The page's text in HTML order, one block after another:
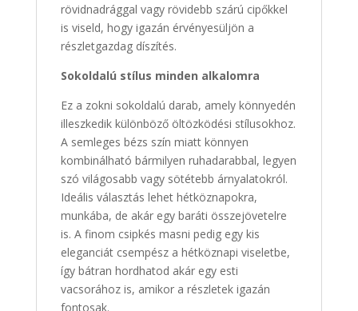
rövidnadrággal vagy rövidebb szárú cipőkkel
is viseld, hogy igazán érvényesüljön a
részletgazdag díszítés.
Sokoldalú stílus minden alkalomra
Ez a zokni sokoldalú darab, amely könnyedén
illeszkedik különböző öltözködési stílusokhoz.
A semleges bézs szín miatt könnyen
kombinálható bármilyen ruhadarabbal, legyen
szó világosabb vagy sötétebb árnyalatokról.
Ideális választás lehet hétköznapokra,
munkába, de akár egy baráti összejövetelre
is. A finom csipkés masni pedig egy kis
eleganciát csempész a hétköznapi viseletbe,
így bátran hordhatod akár egy esti
vacsorához is, amikor a részletek igazán
fontosak.